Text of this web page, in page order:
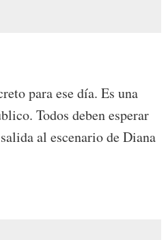
para ese día. Es una
Todos deben esperar
al escenario de Diana